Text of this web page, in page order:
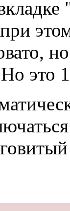
Но